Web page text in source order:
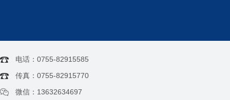
电话：0755-82915585
传真：0755-82915770
微信：13632634697